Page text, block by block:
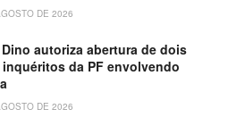
DE 2026
autoriza abertura de dois
da PF envolvendo
DE 2026